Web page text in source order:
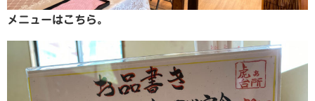
メニューはこちら。